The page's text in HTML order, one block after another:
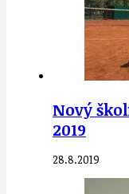
Nový
2019
28.8.2019